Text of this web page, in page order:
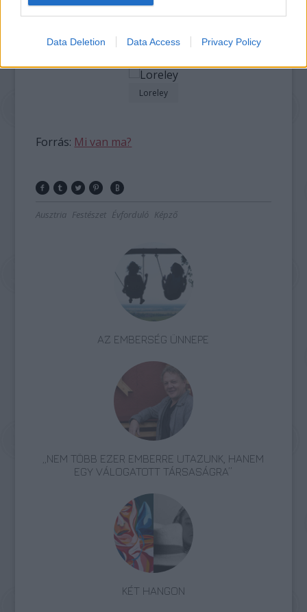
Data Deletion Data Access Privacy Policy
Montreux-ben. Felesége, Olda 24 évvel élte
Loreley
Forrás: Mi van ma?
Ausztria Festészet Évforduló Képző
AZ EMBERSÉG ÜNNEPE
„NEM TÖBB EZER EMBERRE UTAZUNK, HANEM
EGY VÁLOGATOTT TÁRSASÁGRA”
KÉT HANGON